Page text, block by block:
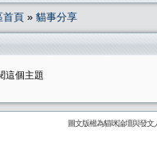
首頁 » 貓事分享
這個主題
圖文版權為貓咪論壇與發文